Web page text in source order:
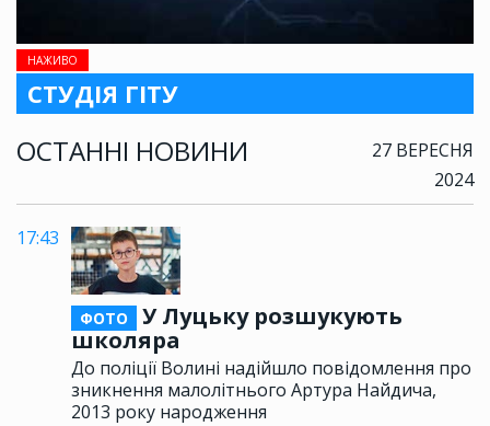
НАЖИВО
СТУДІЯ ГІТУ
ОСТАННІ НОВИНИ
27 ВЕРЕСНЯ
2024
17:43
ФОТО
У Луцьку розшукують
школяра
До поліції Волині надійшло повідомлення про
зникнення малолітнього Артура Найдича,
2013 року народження